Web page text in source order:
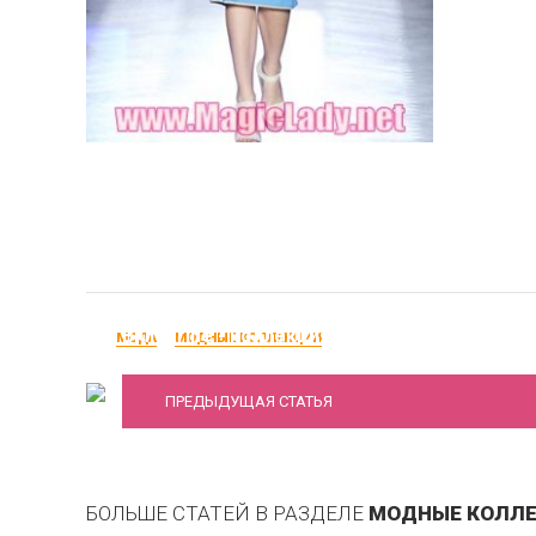
МОДА МОДНЫЕ КОЛЛЕКЦИИ
Blumarine - коллекция весна-лето 2012
ПРЕДЫДУЩАЯ СТАТЬЯ
БОЛЬШЕ СТАТЕЙ В РАЗДЕЛЕ МОДНЫЕ